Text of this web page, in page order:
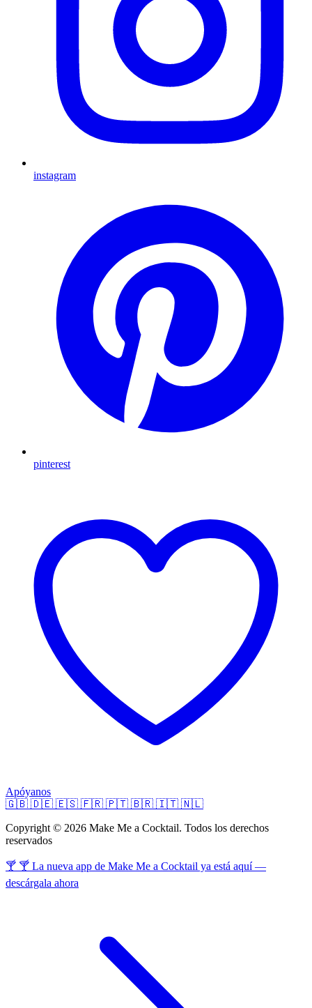
instagram
pinterest
Apóyanos
🇬🇧 🇩🇪 🇪🇸 🇫🇷 🇵🇹 🇧🇷 🇮🇹 🇳🇱
Copyright © 2026 Make Me a Cocktail. Todos los derechos
reservados
🍸 🍸 La nueva app de Make Me a Cocktail ya está aquí —
descárgala ahora